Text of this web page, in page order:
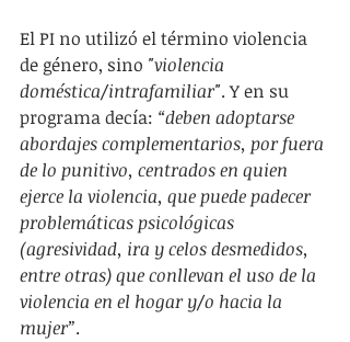
El PI no utilizó el término violencia
de género, sino "violencia
doméstica/intrafamiliar". Y en su
programa decía: “deben adoptarse
abordajes complementarios, por fuera
de lo punitivo, centrados en quien
ejerce la violencia, que puede padecer
problemáticas psicológicas
(agresividad, ira y celos desmedidos,
entre otras) que conllevan el uso de la
violencia en el hogar y/o hacia la
mujer”.